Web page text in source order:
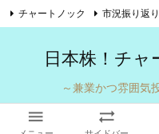
日本株！チャ
～兼業かつ雰囲気
 
チャートノック 市況振り返り